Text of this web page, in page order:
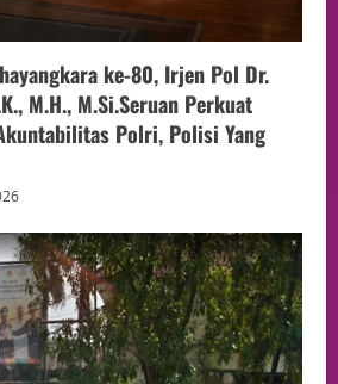
ke-80, Irjen Pol Dr.
M.H., M.Si.Seruan Perkuat
Polri, Polisi Yang